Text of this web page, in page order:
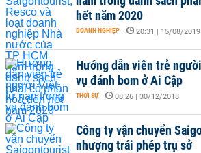
hết năm 2020
DOANH NGHIỆP - 20:31 | 15/08/2019
Hướng dẫn viên trẻ
vụ đánh bom ở Ai Cập
THỜI SỰ - 08:26 | 30/12/2018
Công ty vận chuyển
nhượng trái phép trụ sở